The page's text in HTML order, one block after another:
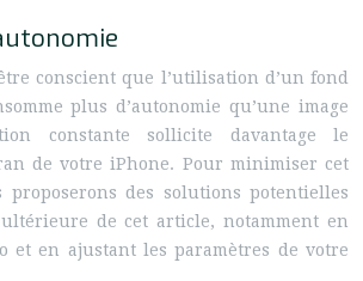
conscient que l’utilisation d’un fond
plus d’autonomie qu’une image
constante sollicite davantage le
de votre iPhone. Pour minimiser cet
proposerons des solutions potentielles
de cet article, notamment en
et en ajustant les paramètres de votre